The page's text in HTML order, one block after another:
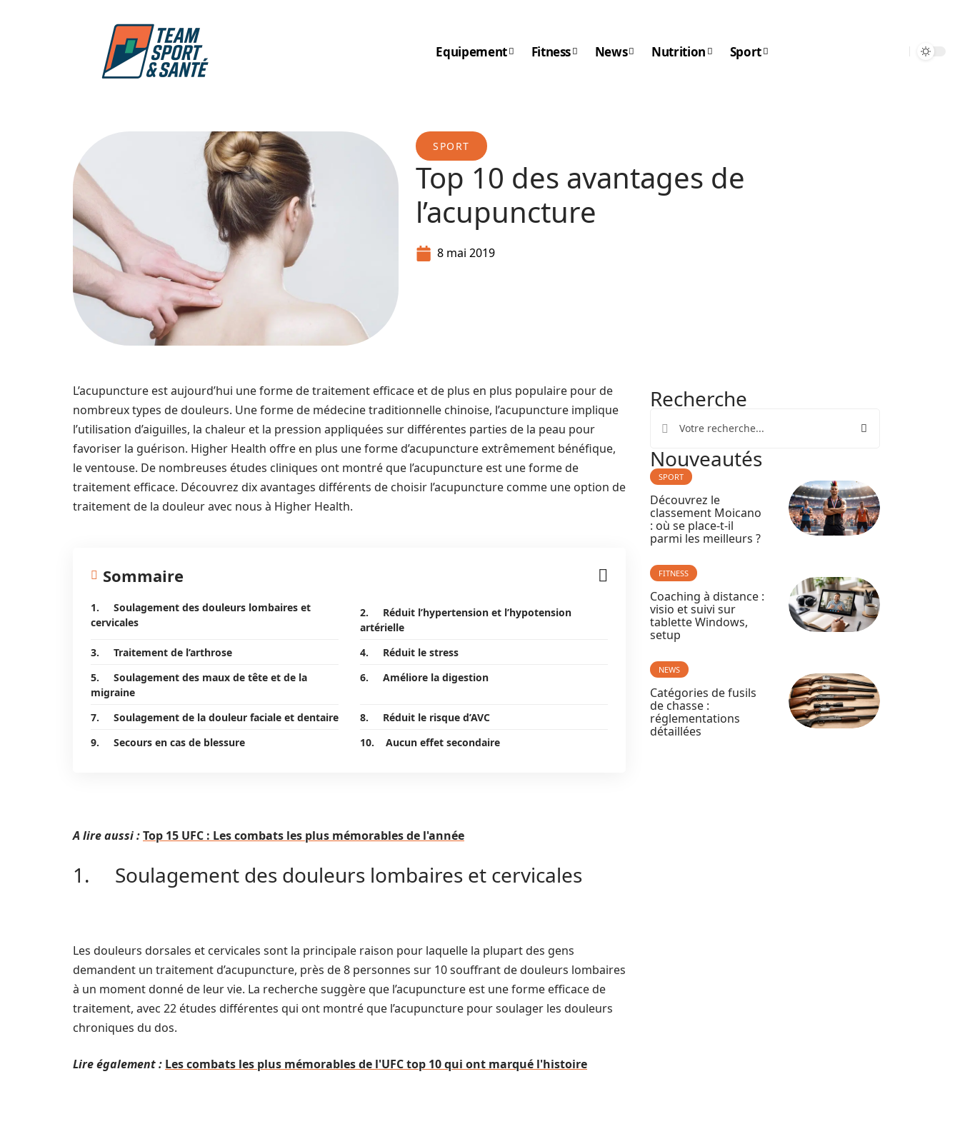
Equipement Fitness News Nutrition Sport
SPORT
Top 10 des avantages de
l’acupuncture
8 mai 2019
L’acupuncture est aujourd’hui une forme de traitement efficace et de plus en plus populaire pour de
nombreux types de douleurs. Une forme de médecine traditionnelle chinoise, l’acupuncture implique
l’utilisation d’aiguilles, la chaleur et la pression appliquées sur différentes parties de la peau pour
favoriser la guérison. Higher Health offre en plus une forme d’acupuncture extrêmement bénéfique,
le ventouse. De nombreuses études cliniques ont montré que l’acupuncture est une forme de
traitement efficace. Découvrez dix avantages différents de choisir l’acupuncture comme une option de
traitement de la douleur avec nous à Higher Health.
Sommaire
1. Soulagement des douleurs lombaires et
cervicales
2. Réduit l’hypertension et l’hypotension
artérielle
3. Traitement de l’arthrose
4. Réduit le stress
5. Soulagement des maux de tête et de la
migraine
6. Améliore la digestion
7. Soulagement de la douleur faciale et dentaire
8. Réduit le risque d’AVC
9. Secours en cas de blessure
10. Aucun effet secondaire
A lire aussi :Top 15 UFC : Les combats les plus mémorables de l'année
1. Soulagement des douleurs lombaires et cervicales
Les douleurs dorsales et cervicales sont la principale raison pour laquelle la plupart des gens
demandent un traitement d’acupuncture, près de 8 personnes sur 10 souffrant de douleurs lombaires
à un moment donné de leur vie. La recherche suggère que l’acupuncture est une forme efficace de
traitement, avec 22 études différentes qui ont montré que l’acupuncture pour soulager les douleurs
chroniques du dos.
Lire également : Les combats les plus mémorables de l'UFC top 10 qui ont marqué l'histoire
Recherche
Nouveautés
SPORT
Découvrez le
classement Moicano
: où se place-t-il
parmi les meilleurs ?
FITNESS
Coaching à distance :
visio et suivi sur
tablette Windows,
setup
NEWS
Catégories de fusils
de chasse :
réglementations
détaillées